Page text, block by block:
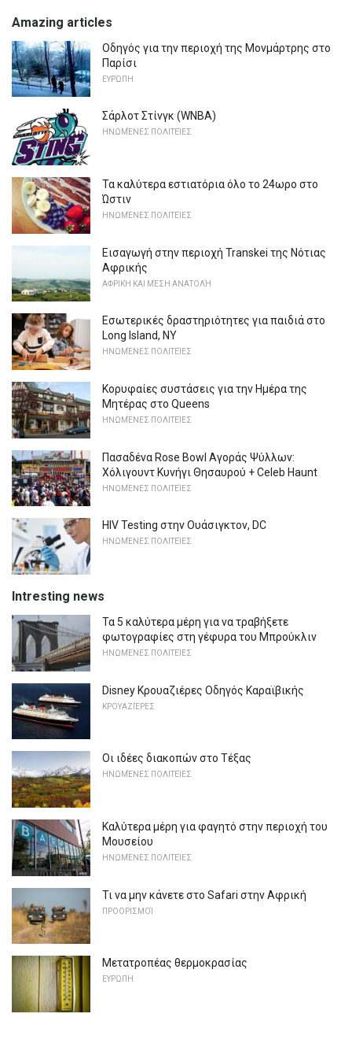
Amazing articles
Οδηγός για την περιοχή της Μονμάρτρης στο
Παρίσι
ΕΥΡΏΠΗ
Σάρλοτ Στίνγκ (WNBA)
ΗΝΩΜΈΝΕΣ ΠΟΛΙΤΕΊΕΣ
Τα καλύτερα εστιατόρια όλο το 24ωρο στο
Ώστιν
ΗΝΩΜΈΝΕΣ ΠΟΛΙΤΕΊΕΣ
Εισαγωγή στην περιοχή Transkei της Νότιας
Αφρικής
ΑΦΡΙΚΉ ΚΑΙ ΜΈΣΗ ΑΝΑΤΟΛΉ
Εσωτερικές δραστηριότητες για παιδιά στο
Long Island, NY
ΗΝΩΜΈΝΕΣ ΠΟΛΙΤΕΊΕΣ
Κορυφαίες συστάσεις για την Ημέρα της
Μητέρας στο Queens
ΗΝΩΜΈΝΕΣ ΠΟΛΙΤΕΊΕΣ
Πασαδένα Rose Bowl Αγοράς Ψύλλων:
Χόλιγουντ Κυνήγι Θησαυρού + Celeb Haunt
ΗΝΩΜΈΝΕΣ ΠΟΛΙΤΕΊΕΣ
HIV Testing στην Ουάσιγκτον, DC
ΗΝΩΜΈΝΕΣ ΠΟΛΙΤΕΊΕΣ
Intresting news
Τα 5 καλύτερα μέρη για να τραβήξετε
φωτογραφίες στη γέφυρα του Μπρούκλιν
ΗΝΩΜΈΝΕΣ ΠΟΛΙΤΕΊΕΣ
Disney Κρουαζιέρες Οδηγός Καραϊβικής
ΚΡΟΥΑΖΙΈΡΕΣ
Οι ιδέες διακοπών στο Τέξας
ΗΝΩΜΈΝΕΣ ΠΟΛΙΤΕΊΕΣ
Καλύτερα μέρη για φαγητό στην περιοχή του
Μουσείου
ΗΝΩΜΈΝΕΣ ΠΟΛΙΤΕΊΕΣ
Τι να μην κάνετε στο Safari στην Αφρική
ΠΡΟΟΡΙΣΜΟΊ
Μετατροπέας θερμοκρασίας
ΕΥΡΏΠΗ